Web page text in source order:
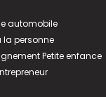
automobile
la personne
Petite enfance